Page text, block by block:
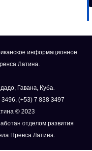
информационное
Латина.
Гавана, Куба.
(+53) 7 838 3497
© 2023
отделом развития
Пренса Латина.